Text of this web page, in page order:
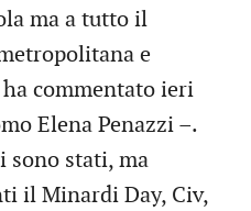
ma a tutto il
e
commentato ieri
Elena Penazzi –.
sono stati, ma
il Minardi Day, Civ,